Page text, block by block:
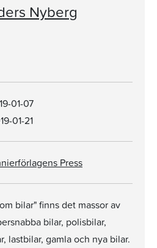
Nyberg
01-07
01-21
Press
bilar" finns det massor av
bilar, polisbilar,
lastbilar, gamla och nya bilar.